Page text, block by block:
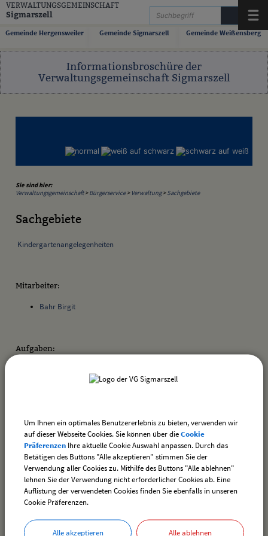
Zum Inhalt,zur Navigationoderzur Startseite springen.
VERWALTUNGSGEMEINSCHAFT
Sigmarszell
Gemeinde Hergensweiler Gemeinde Sigmarszell Gemeinde Weißensberg
Informationsbroschüre der
Verwaltungsgemeinschaft Sigmarszell
Sie sind hier:
Verwaltungsgemeinschaft>Bürgerservice> Verwaltung>Sachgebiete
Sachgebiete
Kindergartenangelegenheiten
Mitarbeiter:
Bahr Birgit
Aufgaben:
Kindertageseinrichtungen; Benutzungsgebühren
zurück
drucken nach oben
Um Ihnen ein optimales Benutzererlebnis zu bieten, verwenden wir
auf dieser Webseite Cookies. Sie können über dieCookie
Präferenzen Ihre aktuelle Cookie Auswahl anpassen. Durch das
Betätigen des Buttons "Alle akzeptieren" stimmen Sie der
Verwendung aller Cookies zu. Mithilfe des Buttons "Alle ablehnen"
lehnen Sie der Verwendung nicht erforderlicher Cookies ab. Eine
Auflistung der verwendeten Cookies finden Sie ebenfalls in unseren
Cookie Präferenzen.
Alle akzeptieren Alle ablehnen